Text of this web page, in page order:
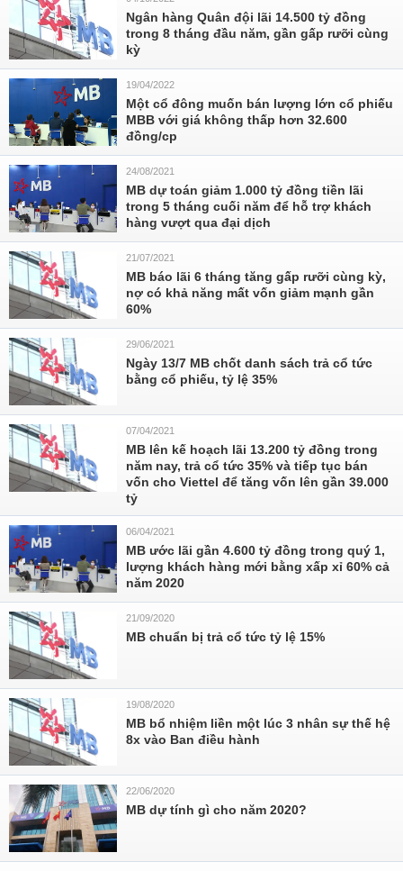
Ngân hàng Quân đội lãi 14.500 tỷ đồng
trong 8 tháng đầu năm, gần gấp rưỡi cùng
kỳ
19/04/2022
Một cổ đông muốn bán lượng lớn cổ phiếu
MBB với giá không thấp hơn 32.600
đồng/cp
24/08/2021
MB dự toán giảm 1.000 tỷ đồng tiền lãi
trong 5 tháng cuối năm để hỗ trợ khách
hàng vượt qua đại dịch
21/07/2021
MB báo lãi 6 tháng tăng gấp rưỡi cùng kỳ,
nợ có khả năng mất vốn giảm mạnh gần
60%
29/06/2021
Ngày 13/7 MB chốt danh sách trả cổ tức
bằng cổ phiếu, tỷ lệ 35%
07/04/2021
MB lên kế hoạch lãi 13.200 tỷ đồng trong
năm nay, trả cổ tức 35% và tiếp tục bán
vốn cho Viettel để tăng vốn lên gần 39.000
tỷ
06/04/2021
MB ước lãi gần 4.600 tỷ đồng trong quý 1,
lượng khách hàng mới bằng xấp xỉ 60% cả
năm 2020
21/09/2020
MB chuẩn bị trả cổ tức tỷ lệ 15%
19/08/2020
MB bổ nhiệm liền một lúc 3 nhân sự thế hệ
8x vào Ban điều hành
22/06/2020
MB dự tính gì cho năm 2020?